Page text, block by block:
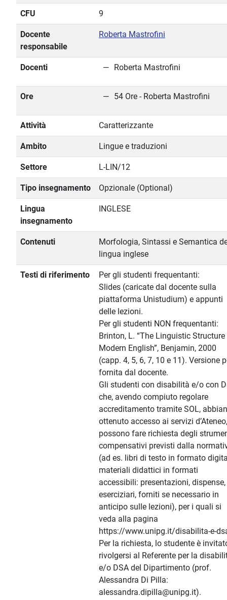
CFU 9
Docente
responsabile
Roberta Mastrofini
Docenti Roberta Mastrofini
Ore 54 Ore - Roberta Mastrofini
Attività Caratterizzante
Ambito Lingue e traduzioni
Settore L-LIN/12
Tipo insegnamento Opzionale (Optional)
Lingua
insegnamento
INGLESE
Contenuti
Morfologia, Sintassi e Semantica
lingua inglese
Testi di riferimento
Per gli studenti frequentanti:
Slides (caricate dal docente sulla
piattaforma Unistudium) e appunti
delle lezioni.
Per gli studenti NON frequentanti:
Brinton, L. “The Linguistic
Modern English”, Benjamin, 2000
(capp. 4, 5, 6, 7, 10 e 11). Versione
fornita dal docente.
Gli studenti con disabilità e/o con
che, avendo compiuto regolare
accreditamento tramite SOL,
ottenuto accesso ai servizi d’Ateneo,
possono fare richiesta degli
compensativi previsti dalla
(ad es. libri di testo in formato
materiali didattici in formati
accessibili: presentazioni, dispense,
eserciziari, forniti se necessario in
anticipo sulle lezioni), per i quali si
veda alla pagina
https://www.unipg.it/disabilita-e-
Per la richiesta, lo studente è
rivolgersi al Referente per la
e/o DSA del Dipartimento (prof.
Alessandra Di Pilla:
alessandra.dipilla@unipg.it).